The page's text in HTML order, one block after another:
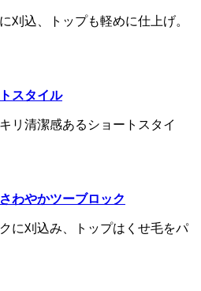
刈込、トップも軽めに仕上げ。
スタイル
リ清潔感あるショートスタイ
わやかツーブロック
に刈込み、トップはくせ毛をパ